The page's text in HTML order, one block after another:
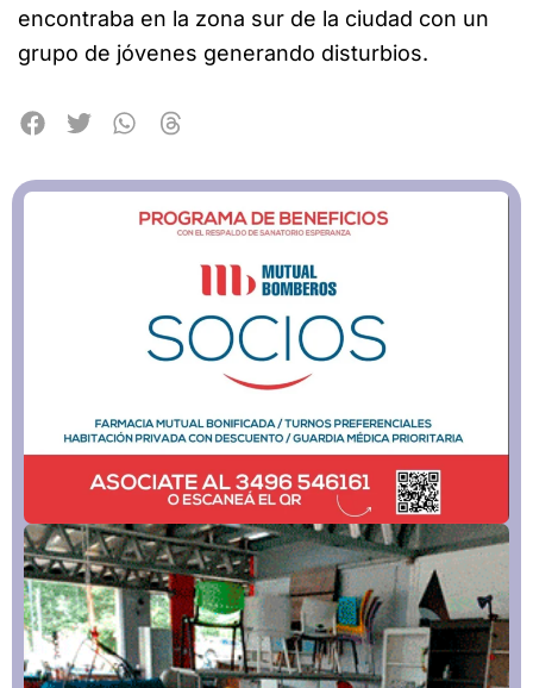
encontraba en la zona sur de la ciudad con un
grupo de jóvenes generando disturbios.